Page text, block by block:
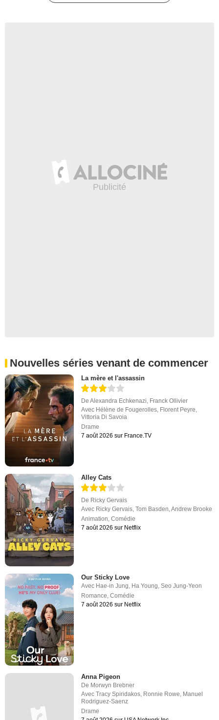
Nouvelles séries venant de commencer
La mère et l'assassin
DeAlexandra Echkenazi, Franck Ollivier
Avec Hélène de Fougerolles, Florent Peyre,
Vittoria Di Savoia
Drame
7 août 2026 sur France.TV
Alley Cats
De Ricky Gervais
Avec Ricky Gervais,Tom Basden,Andrew Brooke
Animation,Comédie
7 août 2026 sur Netflix
Our Sticky Love
Avec Hae-in Jung Ha Young ,Seo Jung-Yeon
Romance ,Comédie
7 août 2026 sur Netflix
Anna Pigeon
De Morwyn Brebner
AvecTracy Spiridakos, Ronnie Rowe, Manuel
Rodriguez-Saenz
Drame